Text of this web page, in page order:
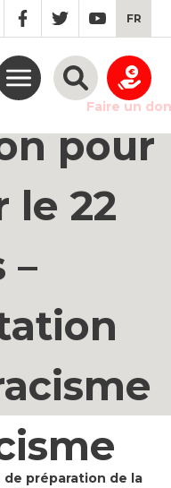
FR
Faire un don
de
pour
le 22
–
de préparation de la